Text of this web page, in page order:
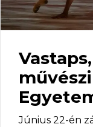
Június 22-én